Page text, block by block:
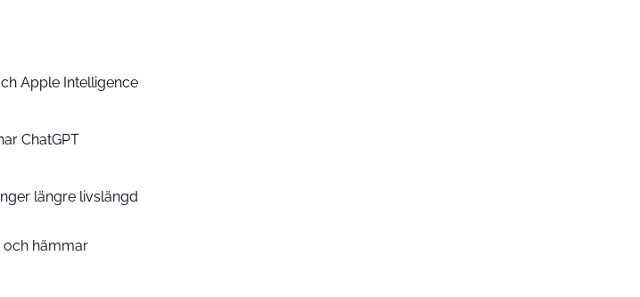
Apple Intelligence
ChatGPT
längre livslängd
och hämmar